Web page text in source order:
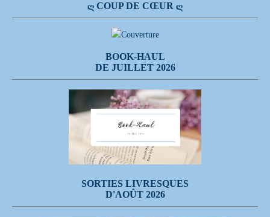
Ღ COUP DE CŒUR Ღ
BOOK-HAUL
DE JUILLET 2026
SORTIES LIVRESQUES
D'AOÛT 2026